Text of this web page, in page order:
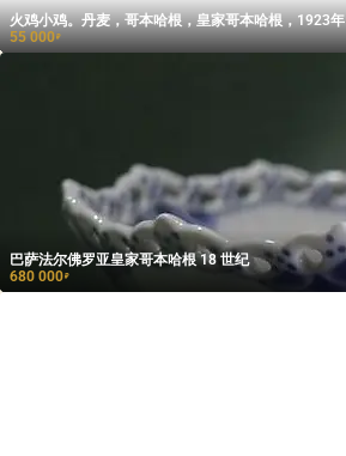
火鸡小鸡。丹麦，哥本哈根，皇家哥本哈根，1923年
55 000₽
巴萨法尔佛罗亚皇家哥本哈根 18 世纪
680 000₽